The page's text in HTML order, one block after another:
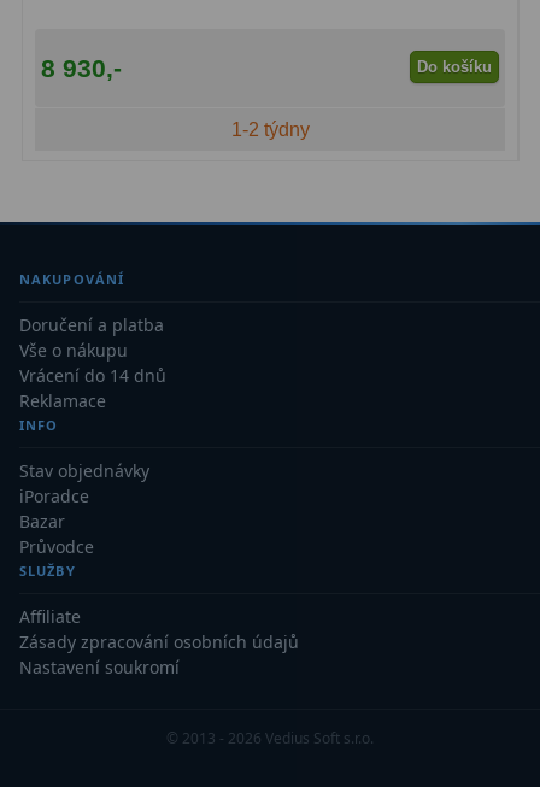
8 930,- Do košíku
1-2 týdny
NAKUPOVÁNÍ
Doručení a platba
Vše o nákupu
Vrácení do 14 dnů
Reklamace
INFO
Stav objednávky
iPoradce
Bazar
Průvodce
SLUŽBY
Affiliate
Zásady zpracování osobních údajů
Nastavení soukromí
© 2013 - 2026 Vedius Soft s.r.o.